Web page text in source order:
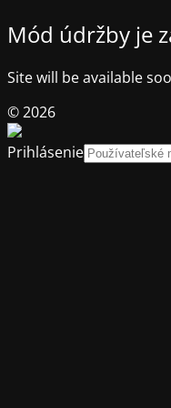
Mód údržby je
Site will be available
© 2026
Prihlásenie